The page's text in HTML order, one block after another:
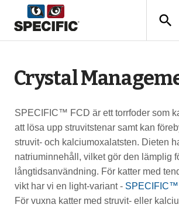
search
Crystal
SPECIFIC™ FCD är ett torrfoder som
att lösa upp struvitstenar samt kan
struvit- och kalciumoxalatsten. Dieten
natriuminnehåll, vilket gör den lämplig
långtidsanvändning. För katter med
vikt har vi en light-variant - SPECIFIC™
För vuxna katter med struvit- eller